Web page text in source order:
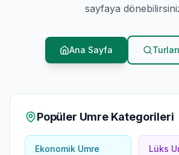
sayfaya
Ana Sayfa
Popüler Umre Kategorileri
Ekonomik Umre
Lüks